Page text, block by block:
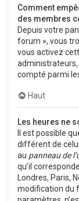
Comment
des membres
Depuis votre
forum », vous
vous activez
compté parmi
Haut
Les heures ne
Il est possible
différent de
au panneau de
qu’il
Londres, Paris,
modification du